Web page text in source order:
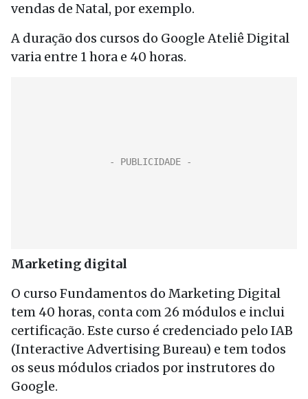
vendas de Natal, por exemplo.
A duração dos cursos do Google Ateliê Digital
varia entre 1 hora e 40 horas.
Marketing digital
O curso Fundamentos do Marketing Digital
tem 40 horas, conta com 26 módulos e inclui
certificação. Este curso é credenciado pelo IAB
(Interactive Advertising Bureau) e tem todos
os seus módulos criados por instrutores do
Google.